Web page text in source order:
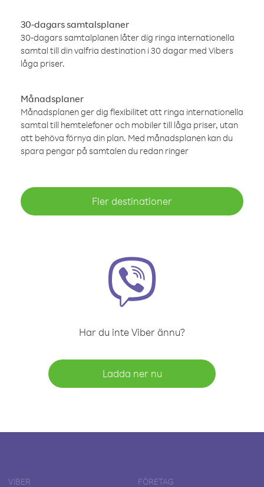
30-dagars samtalsplaner
30-dagars samtalplanen låter dig ringa internationella
samtal till din valfria destination i 30 dagar med Vibers
låga priser.
Månadsplaner
Månadsplanen ger dig flexibilitet att ringa internationella
samtal till hemtelefoner och mobiler till låga priser, utan
att behöva förnya din plan. Med månadsplanen kan du
spara pengar på samtalen du redan ringer
Fler destinationer
Har du inte Viber ännu?
Ladda ner nu
VIBER FÖRETAG